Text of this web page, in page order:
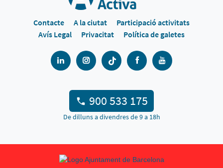
Contacte A la ciutat
Participació activitats
Avís Legal
Privacitat Política de galetes
900 533 175
De dilluns a divendres de 9 a 18h